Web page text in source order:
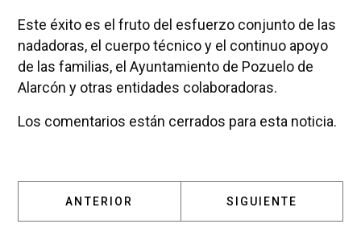
Este éxito es el fruto del esfuerzo conjunto de las
nadadoras, el cuerpo técnico y el continuo apoyo
de las familias, el Ayuntamiento de Pozuelo de
Alarcón y otras entidades colaboradoras.
Los comentarios están cerrados para esta noticia.
ARTÍCULO ANTERIOR: POZUELO DE
ANTERIOR ARTÍCULO
SIGUIENTE